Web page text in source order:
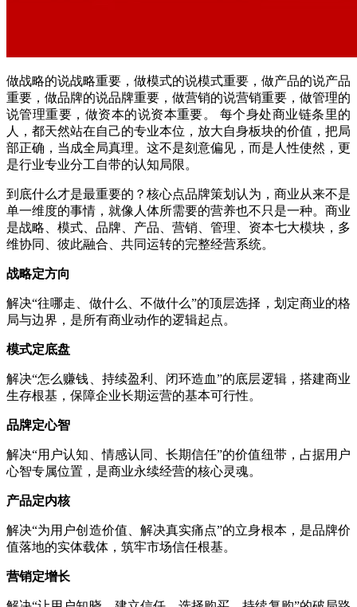
做战略的说战略重要，做模式的说模式重要，做产品的说产品
重要，做品牌的说品牌重要，做营销的说营销重要，做管理的
说管理重要，做资本的说资本重要。 每个身处商业链条里的
人，都天然站在自己的专业本位，放大自身板块的价值，把局
部正确，当成全局真理。这不是刻意偏见，而是人性使然，更
是行业专业分工自带的认知局限。
到底什么才是最重要的？核心点品牌策划认为，商业从来不是
单一维度的事情，就像人体所需要的营养也不只是一种。商业
是战略、模式、品牌、产品、营销、管理、资本七大模块，多
维协同、彼此融合、共同运转的完整经营系统。
战略定方向
解决“往哪走、做什么、不做什么”的顶层选择，划定商业的格
局与边界，是所有商业动作的逻辑起点。
模式定底盘
解决“怎么赚钱、持续盈利、闭环造血”的底层逻辑，搭建商业
生存根基，保障企业长期运营的基本可行性。
品牌定心智
解决“用户认知、情感认同、长期信任”的价值纽带，占据用户
心智专属位置，是商业永续经营的核心灵魂。
产品定内核
解决“为用户创造价值、解决真实痛点”的立身根本，是品牌价
值落地的实体载体，筑牢市场信任根基。
营销定增长